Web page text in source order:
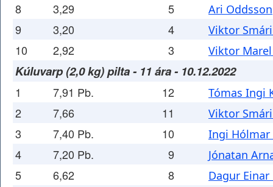
8 3,29 5 Ari Oddsson
9 3,20 4 Viktor
10 2,92 3 Viktor
Kúluvarp (2,0 kg) pilta - 11 ára - 10.12.2022
1 7,91 Pb. 12 Tómas Ingi
2 7,66 11 Viktor
3 7,40 Pb. 10 Ingi Hólmar
4 7,20 Pb. 9 Jónatan
5 6,62 8 Dagur Einar